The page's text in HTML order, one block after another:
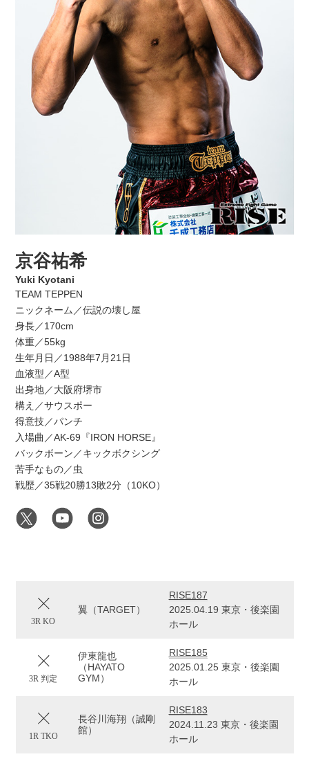
京谷祐希
Yuki Kyotani
TEAM TEPPEN
ニックネーム／伝説の壊し屋
身長／170cm
体重／55kg
生年月日／1988年7月21日
血液型／A型
出身地／大阪府堺市
構え／サウスポー
得意技／パンチ
入場曲／AK-69『IRON HORSE』
バックボーン／キックボクシング
苦手なもの／虫
戦歴／35戦20勝13敗2分（10KO）
3R KO
翼（TARGET）
RISE187
2025.04.19 東京・後楽園
ホール
3R 判定
伊東龍也
（HAYATO
GYM）
RISE185
2025.01.25 東京・後楽園
ホール
1R TKO
長谷川海翔（誠剛
館）
RISE183
2024.11.23 東京・後楽園
ホール